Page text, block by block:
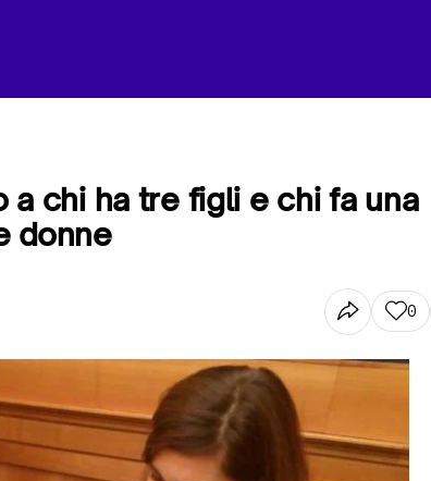
a chi ha tre figli e chi fa una
donne
0